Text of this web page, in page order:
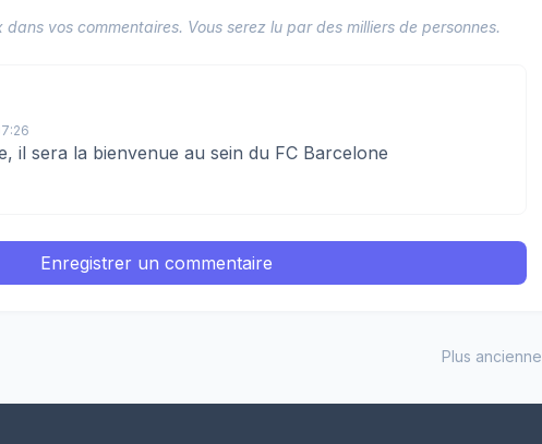
vos commentaires. Vous serez lu par des milliers de personnes.
il sera la bienvenue au sein du FC Barcelone
Enregistrer un commentaire
Plus ancienne